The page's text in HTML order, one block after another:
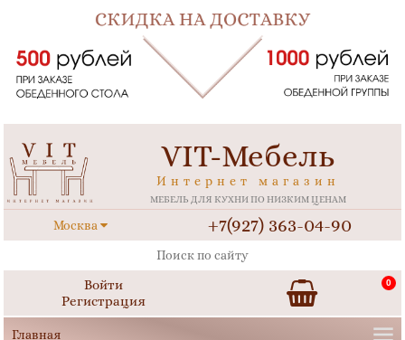
VIT-Мебель
Интернет магазин
МЕБЕЛЬ ДЛЯ КУХНИ ПО НИЗКИМ ЦЕНАМ
Москва +7(927) 363-04-90
Войти
Регистрация
0